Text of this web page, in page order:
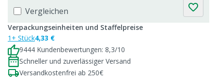
Vergleichen
Verpackungseinheiten und Staffelpreise
1+ Stück4,33 €
9444 Kundenbewertungen: 8,3/10
Schneller und zuverlässiger Versand
Versandkostenfrei ab 250€